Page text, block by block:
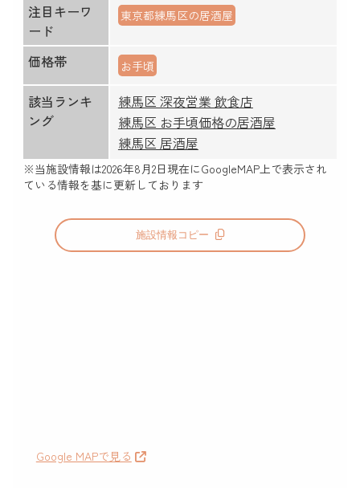
注目キーワ
ード
東京都練馬区の居酒屋
価格帯 お手頃
該当ランキ
ング
練馬区 深夜営業 飲食店
練馬区 お手頃価格の居酒屋
練馬区 居酒屋
※当施設情報は2026年8月2日現在にGoogleMAP上で表示され
ている情報を基に更新しております
施設情報コピー
Google MAPで見る